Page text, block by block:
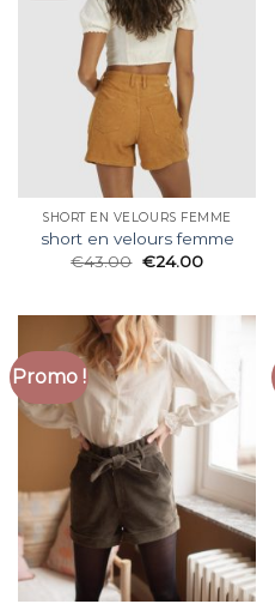
SHORT EN VELOURS FEMME
short en velours femme
€43.00 €24.00
Promo !